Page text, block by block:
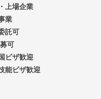
上場企業
業
託可
可
ビザ歓迎
能ビザ歓迎